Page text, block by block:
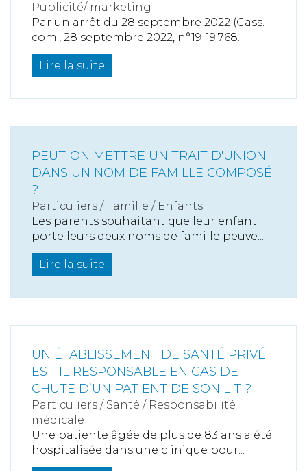
Publicité/ marketing
Par un arrêt du 28 septembre 2022 (Cass.
com., 28 septembre 2022, n°19-19.768...
Lire la suite
PEUT-ON METTRE UN TRAIT D'UNION
DANS UN NOM DE FAMILLE COMPOSÉ
?
Particuliers / Famille / Enfants
Les parents souhaitant que leur enfant
porte leurs deux noms de famille peuve...
Lire la suite
UN ÉTABLISSEMENT DE SANTÉ PRIVÉ
EST-IL RESPONSABLE EN CAS DE
CHUTE D’UN PATIENT DE SON LIT ?
Particuliers / Santé / Responsabilité
médicale
Une patiente âgée de plus de 83 ans a été
hospitalisée dans une clinique pour...